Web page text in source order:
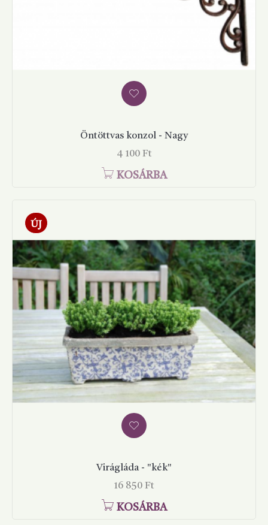
Öntöttvas konzol - Nagy
Ár
4 100 Ft
KOSÁRBA
ÚJ
Virágláda - "kék"
Ár
16 850 Ft
KOSÁRBA